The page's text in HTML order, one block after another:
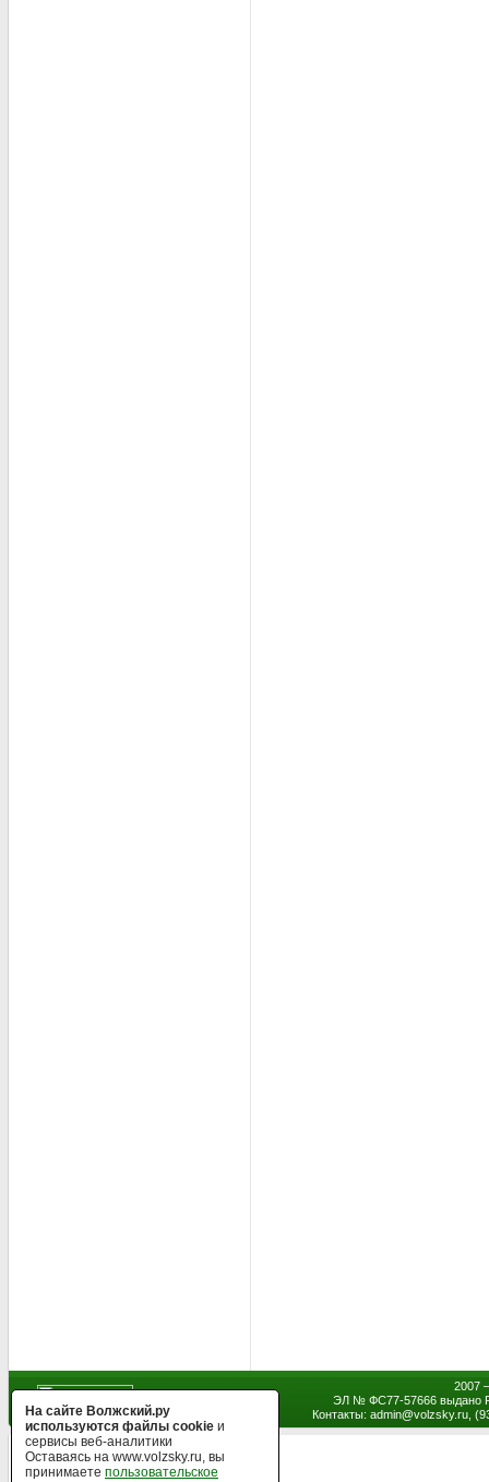
2007
ЭЛ № ФС77-57666 выдано
Контакты: admin@volzsky.ru,
На сайте Волжский.ру
используются файлы cookie и
сервисы веб-аналитики
Оставаясь на www.volzsky.ru, вы
принимаете пользовательское